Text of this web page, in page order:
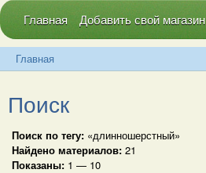
Главная Добавить свой магазин
Главная
Поиск
Поиск по тегу: «длинношерстный»
Найдено материалов: 21
Показаны: 1 — 10